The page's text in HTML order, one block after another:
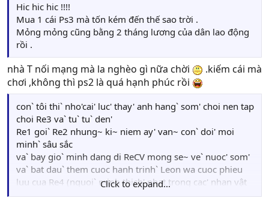
Hic hic hic !!!!
Mua 1 cái Ps3 mà tốn kém đến thế sao trời .
Mỏng mỏng cũng bằng 2 tháng lương của dân lao động
rồi .
nhà T nối mạng mà la nghèo gì nữa chời
.kiếm cái mà
chơi ,không thì ps2 là quá hạnh phúc rồi
con` tôi thi` nho'cai' luc' thay' anh hang` som' choi nen tap
choi Re3 va` tu` tu` den'
Re1 goi` Re2 nhung~ ki~ niem ay' van~ con` doi' moi
minh` sâu sắc
va` bay gio` minh dang di ReCV mong se~ ve` nuoc' som'
va` bat dau` them cuoc hanh trinh` Leon wa cuoc phieu
luu cua Re4 (nguoi` minh thich' nhat trong cac' nhan vật
cua cac' phien ban Re) ^^
Click to expand...